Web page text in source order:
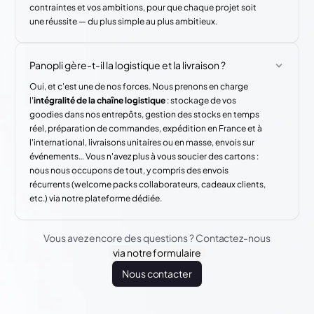
contraintes et vos ambitions, pour que chaque projet soit
une réussite — du plus simple au plus ambitieux.
Panopli gère-t-il la logistique et la livraison ?
Oui, et c'est une de nos forces. Nous prenons en charge
l'intégralité de la chaîne logistique : stockage de vos
goodies dans nos entrepôts, gestion des stocks en temps
réel, préparation de commandes, expédition en France et à
l'international, livraisons unitaires ou en masse, envois sur
événements… Vous n'avez plus à vous soucier des cartons :
nous nous occupons de tout, y compris des envois
récurrents (welcome packs collaborateurs, cadeaux clients,
etc.) via notre plateforme dédiée.
Vous avez encore des questions ? Contactez-nous
via notre formulaire
Nous contacter